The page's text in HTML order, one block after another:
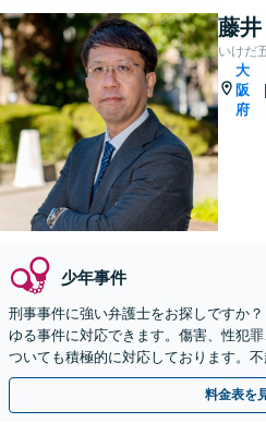
藤井
いけだ
大
阪
府
少年事件
刑事事件に強い弁護士をお探しですか
ゆる事件に対応できます。傷害、性犯
ついても積極的に対応しております。不
身柄解放を目指します【初回面談30分
料金表を